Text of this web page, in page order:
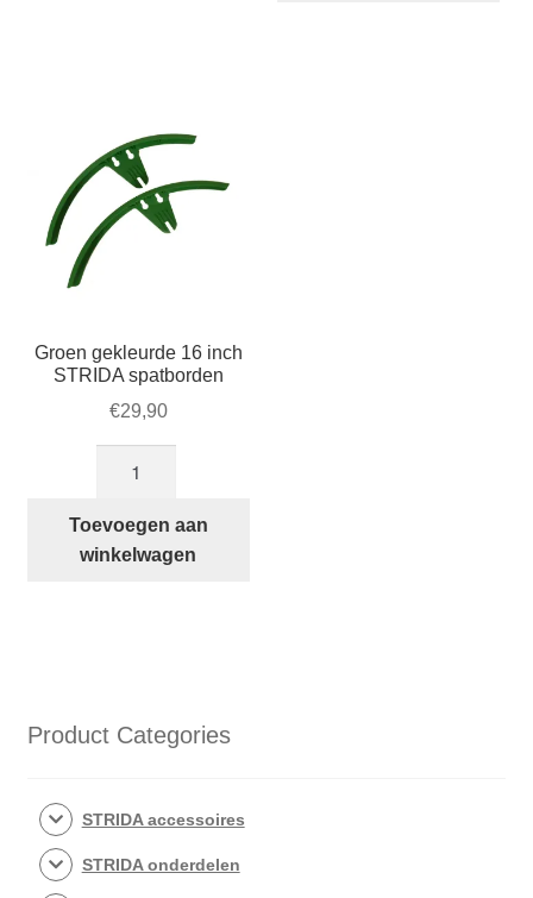
Groen gekleurde 16 inch
STRIDA spatborden
€29,90
16
inch
Toevoegen aan
winkelwagen
Product Categories
STRIDA accessoires
STRIDA onderdelen